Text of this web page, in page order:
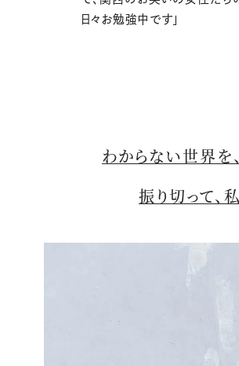
日々お勉強中です」
わからない世界を
振り切って、